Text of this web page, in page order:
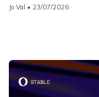
Jo Val • 23/07/2026